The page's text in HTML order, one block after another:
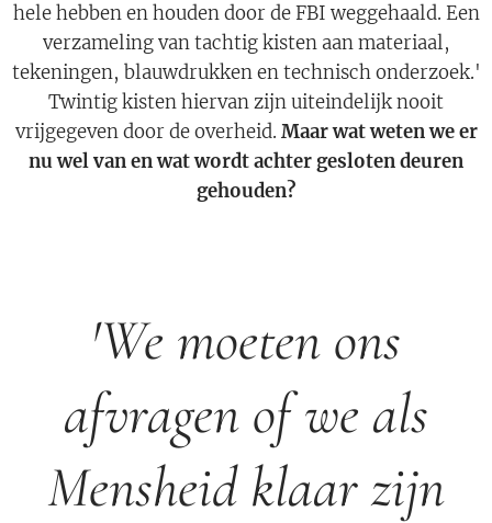
hele hebben en houden door de FBI weggehaald. Een
verzameling van tachtig kisten aan materiaal,
tekeningen, blauwdrukken en technisch onderzoek.'
Twintig kisten hiervan zijn uiteindelijk nooit
vrijgegeven door de overheid. Maar wat weten we er
nu wel van en wat wordt achter gesloten deuren
gehouden?
'We moeten ons
afvragen of we als
Mensheid klaar zijn